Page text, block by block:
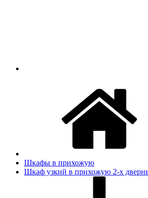
Шкафы в прихожую
Шкаф узкий в прихожую 2-х